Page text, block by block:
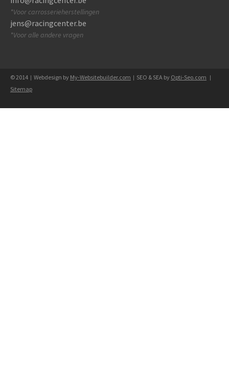
*Voor carrosserieherstellingen
jens@racingcenter.be
*Voor alle andere vragen
© 2014 | Webdesign by My-Websitebuilder.com | SEO & SEA by Opti-Seo.com |
Sitemap